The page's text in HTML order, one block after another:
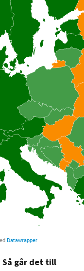
Så går det till